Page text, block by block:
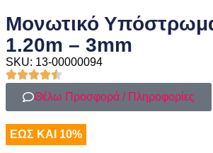
Μονωτικό
1.20m – 3mm
SKU: 13-00000094
Θέλω Προσφορά / Πληροφορίες
ΕΩΣ ΚΑΙ 10%